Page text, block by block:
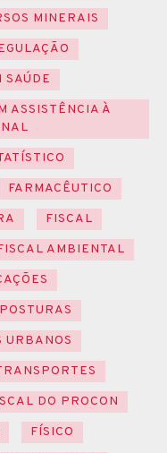
MINERAIS
SAÚDE
ASSISTÊNCIA À
FARMACÊUTICO
FISCAL
AMBIENTAL
URBANOS
DO PROCON
FÍSICO